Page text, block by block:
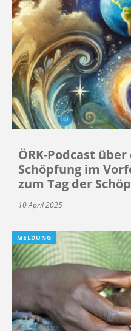
ÖRK-Podcast
Schöpfung im
zum Tag der
10 April 2025
MELDUNG